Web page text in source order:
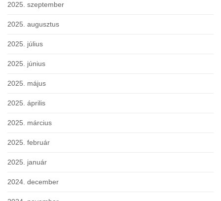
2025. szeptember
2025. augusztus
2025. július
2025. június
2025. május
2025. április
2025. március
2025. február
2025. január
2024. december